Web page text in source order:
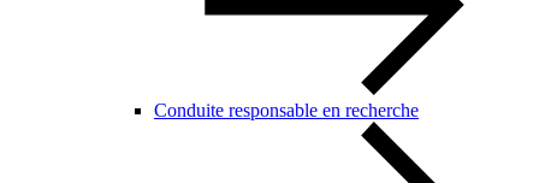
Conduite responsable en recherche